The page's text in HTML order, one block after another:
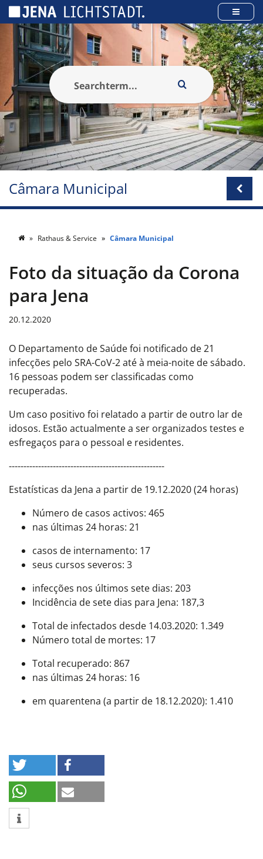
Câmara Municipal
Rathaus & Service Câmara Municipal
Foto da situação da Corona
para Jena
20.12.2020
O Departamento de Saúde foi notificado de 21
infecções pelo SRA-CoV-2 até à meia-noite de sábado.
16 pessoas podem ser classificadas como
recuperadas.
Um caso positivo foi relatado a partir de outro lar de
idosos. Estão actualmente a ser organizados testes e
esfregaços para o pessoal e residentes.
-----------------------------------------------------
Estatísticas da Jena a partir de 19.12.2020 (24 horas)
Número de casos activos: 465
nas últimas 24 horas: 21
casos de internamento: 17
seus cursos severos: 3
infecções nos últimos sete dias: 203
Incidência de sete dias para Jena: 187,3
Total de infectados desde 14.03.2020: 1.349
Número total de mortes: 17
Total recuperado: 867
nas últimas 24 horas: 16
em quarentena (a partir de 18.12.2020): 1.410
Cookies management panel